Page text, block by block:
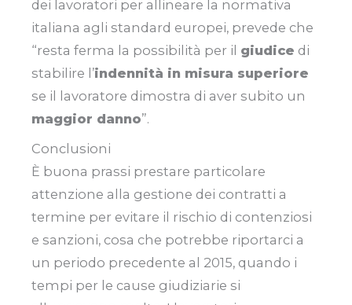
dei lavoratori per allineare la normativa
italiana agli standard europei, prevede che
“resta ferma la possibilità per il giudice di
stabilire l’indennità in misura superiore
se il lavoratore dimostra di aver subito un
maggior danno”.
Conclusioni
È buona prassi prestare particolare
attenzione alla gestione dei contratti a
termine per evitare il rischio di contenziosi
e sanzioni, cosa che potrebbe riportarci a
un periodo precedente al 2015, quando i
tempi per le cause giudiziarie si